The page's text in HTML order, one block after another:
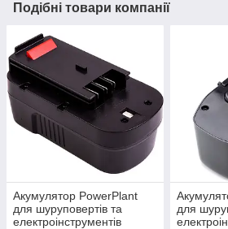
Подібні товари компанії
Акумулятор PowerPlant
для шуруповертів та
електроінструментів
для